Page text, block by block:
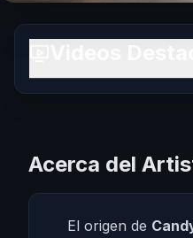
Acerca del
El origen de